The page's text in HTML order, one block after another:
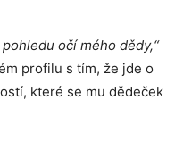
očí mého dědy,“
profilu s tím, že jde o
které se mu dědeček